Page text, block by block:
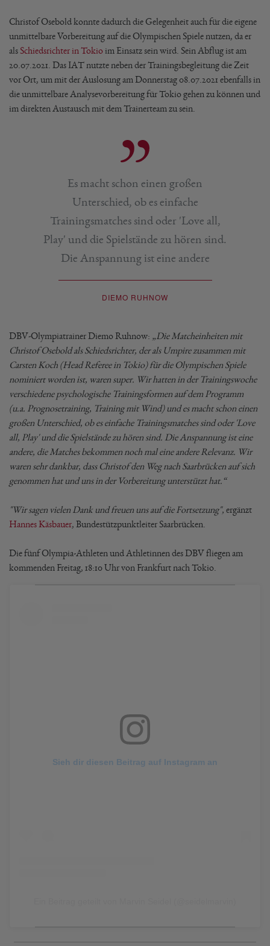
Christof Osebold konnte dadurch die Gelegenheit auch für die eigene
unmittelbare Vorbereitung auf die Olympischen Spiele nutzen, da er
alsSchiedsrichter in Tokio im Einsatz sein wird. Sein Abflug ist am
20.07.2021. Das IAT nutzte neben der Trainingsbegleitung die Zeit
vor Ort, um mit der Auslosung am Donnerstag 08.07.2021 ebenfalls in
die unmittelbare Analysevorbereitung für Tokio gehen zu können und
im direkten Austausch mit dem Trainerteam zu sein.
Es macht schon einen großen
Unterschied, ob es einfache
Trainingsmatches sind oder 'Love all,
Play' und die Spielstände zu hören sind.
Die Anspannung ist eine andere
DIEMO RUHNOW
DBV-Olympiatrainer Diemo Ruhnow: „Die Matcheinheiten mit
Christof Osebold als Schiedsrichter, der als Umpire zusammen mit
Carsten Koch (Head Referee in Tokio) für die Olympischen Spiele
nominiert worden ist, waren super. Wir hatten in der Trainingswoche
verschiedene psychologische Trainingsformen auf dem Programm
(u.a. Prognosetraining, Training mit Wind) und es macht schon einen
großen Unterschied, ob es einfache Trainingsmatches sind oder 'Love
all, Play' und die Spielstände zu hören sind. Die Anspannung ist eine
andere, die Matches bekommen noch mal eine andere Relevanz. Wir
waren sehr dankbar, dass Christof den Weg nach Saarbrücken auf sich
genommen hat und uns in der Vorbereitung unterstützt hat.“
"Wir sagen vielen Dank und freuen uns auf die Fortsetzung", ergänzt
Hannes Käsbauer, Bundestützpunktleiter Saarbrücken.
Die fünf Olympia-Athleten und Athletinnen des DBV fliegen am
kommenden Freitag, 18:10 Uhr von Frankfurt nach Tokio.
Sieh dir diesen Beitrag auf Instagram an